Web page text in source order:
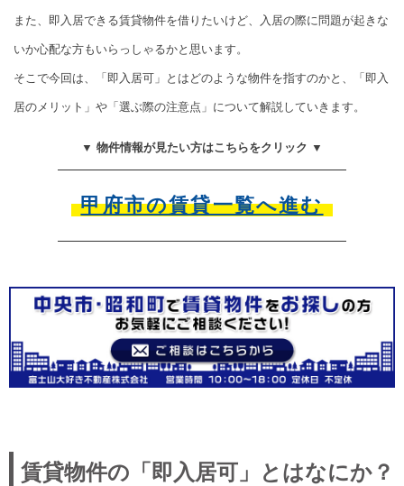
また、即入居できる賃貸物件を借りたいけど、入居の際に問題が起きな
いか心配な方もいらっしゃるかと思います。
そこで今回は、「即入居可」とはどのような物件を指すのかと、「即入
居のメリット」や「選ぶ際の注意点」について解説していきます。
▼ 物件情報が見たい方はこちらをクリック ▼
甲府市の賃貸一覧へ進む
賃貸物件の「即入居可」とはなにか？